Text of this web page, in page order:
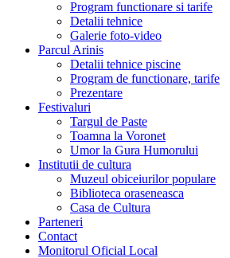
Program functionare si tarife
Detalii tehnice
Galerie foto-video
Parcul Arinis
Detalii tehnice piscine
Program de functionare, tarife
Prezentare
Festivaluri
Targul de Paste
Toamna la Voronet
Umor la Gura Humorului
Institutii de cultura
Muzeul obiceiurilor populare
Biblioteca oraseneasca
Casa de Cultura
Parteneri
Contact
Monitorul Oficial Local